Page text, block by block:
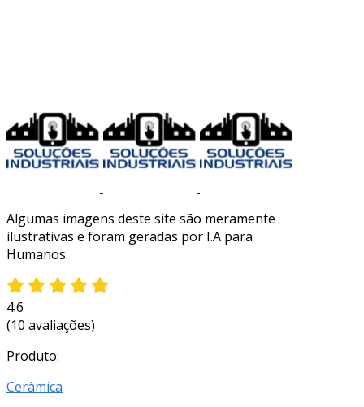
Algumas imagens deste site são meramente
ilustrativas e foram geradas por I.A para
Humanos.
4.6
(10 avaliações)
Produto:
Cerâmica